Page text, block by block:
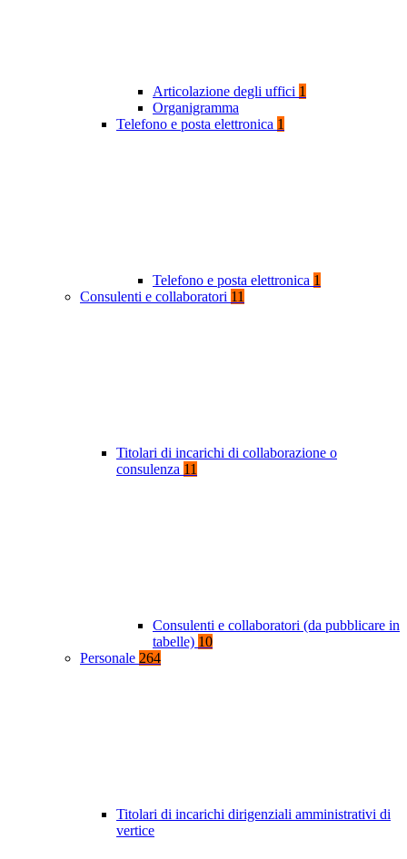
Articolazione degli uffici 1
Organigramma
Telefono e posta elettronica 1
Telefono e posta elettronica 1
Consulenti e collaboratori 11
Titolari di incarichi di collaborazione o
consulenza 11
Consulenti e collaboratori (da pubblicare in
tabelle) 10
Personale 264
Titolari di incarichi dirigenziali amministrativi di
vertice